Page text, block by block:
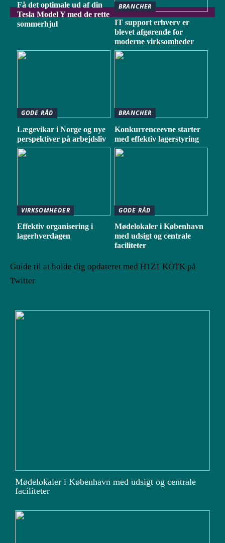
Få det optimale ud af din
Tesla Model Y med de rette
sommerhjul
BRANCHER
IT support erhverv er
blevet afgørende for
moderne virksomheder
GODE RÅD
Lægevikar i Norge og nye
perspektiver på arbejdsliv
BRANCHER
Konkurrenceevne starter
med effektiv lagerstyring
VIRKSOMHEDER
Effektiv organisering i
lagerhverdagen
GODE RÅD
Mødelokaler i København
med udsigt og centrale
faciliteter
Guide til at holde dig opdateret med H1Z1 KOTK på
Twitter
Mødelokaler i København med udsigt og centrale
faciliteter